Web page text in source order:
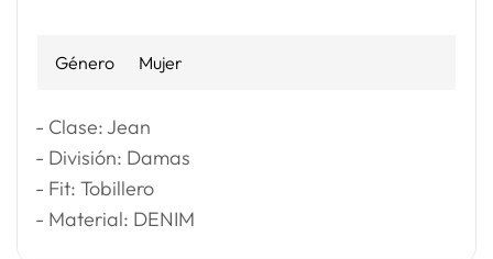
Género Mujer
- Clase: Jean
- División: Damas
- Fit: Tobillero
- Material: DENIM